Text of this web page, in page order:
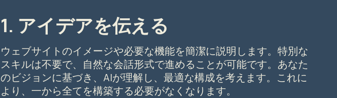
1. アイデアを伝える
ウェブサイトのイメージや必要な機能を簡潔に説明します。特別な
スキルは不要で、自然な会話形式で進めることが可能です。あなた
のビジョンに基づき、AIが理解し、最適な構成を考えます。これに
より、一から全てを構築する必要がなくなります。